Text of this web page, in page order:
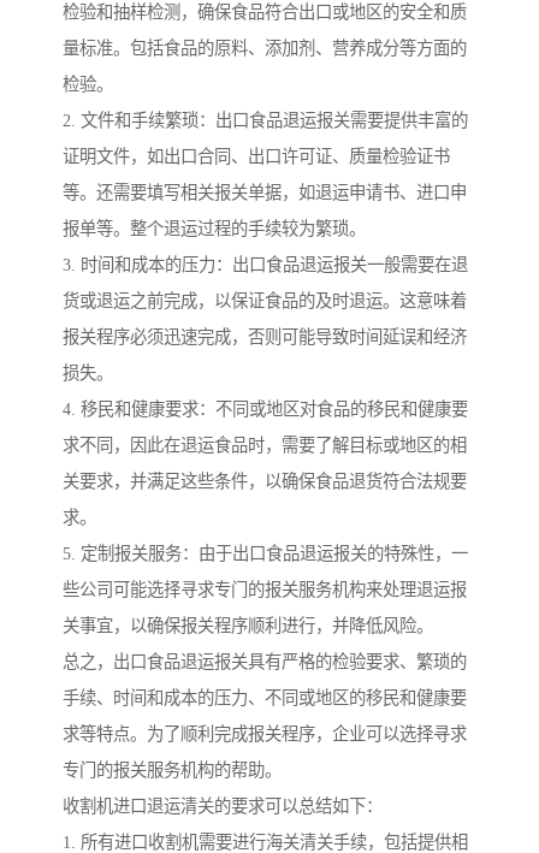
检验和抽样检测，确保食品符合出口或地区的安全和质
量标准。包括食品的原料、添加剂、营养成分等方面的
检验。
2. 文件和手续繁琐：出口食品退运报关需要提供丰富的
证明文件，如出口合同、出口许可证、质量检验证书
等。还需要填写相关报关单据，如退运申请书、进口申
报单等。整个退运过程的手续较为繁琐。
3. 时间和成本的压力：出口食品退运报关一般需要在退
货或退运之前完成，以保证食品的及时退运。这意味着
报关程序必须迅速完成，否则可能导致时间延误和经济
损失。
4. 移民和健康要求：不同或地区对食品的移民和健康要
求不同，因此在退运食品时，需要了解目标或地区的相
关要求，并满足这些条件，以确保食品退货符合法规要
求。
5. 定制报关服务：由于出口食品退运报关的特殊性，一
些公司可能选择寻求专门的报关服务机构来处理退运报
关事宜，以确保报关程序顺利进行，并降低风险。
总之，出口食品退运报关具有严格的检验要求、繁琐的
手续、时间和成本的压力、不同或地区的移民和健康要
求等特点。为了顺利完成报关程序，企业可以选择寻求
专门的报关服务机构的帮助。
收割机进口退运清关的要求可以总结如下：
1. 所有进口收割机需要进行海关清关手续，包括提供相